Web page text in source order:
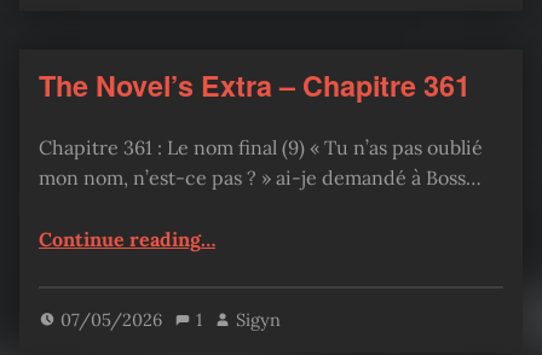
The Novel’s Extra – Chapitre 361
Chapitre 361 : Le nom final (9) « Tu n’as pas oublié
mon nom, n’est-ce pas ? » ai-je demandé à Boss…
Continue reading“The Novel’s Extra – Chapitre 361”
…
07/05/2026 1 Sigyn